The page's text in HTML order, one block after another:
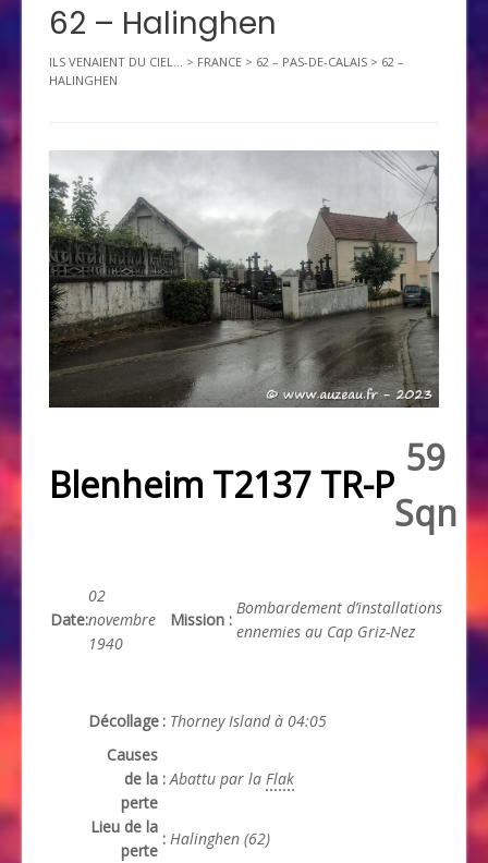
62 – Halinghen
ILS VENAIENT DU CIEL... > FRANCE > 62 – PAS-DE-CALAIS > 62 –
HALINGHEN
Blenheim T2137 TR-P
59
Sqn
Date:
02
novembre
1940
Mission :
Bombardement d’installations
ennemies au Cap Griz-Nez
Décollage : Thorney Island à 04:05
Causes
de la
perte
: Abattu par la Flak
Lieu de la
perte
: Halinghen (62)